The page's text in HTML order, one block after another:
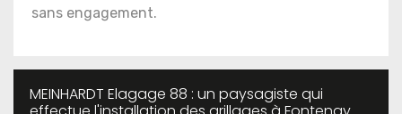
sans engagement.
MEINHARDT Elagage 88 : un paysagiste qui